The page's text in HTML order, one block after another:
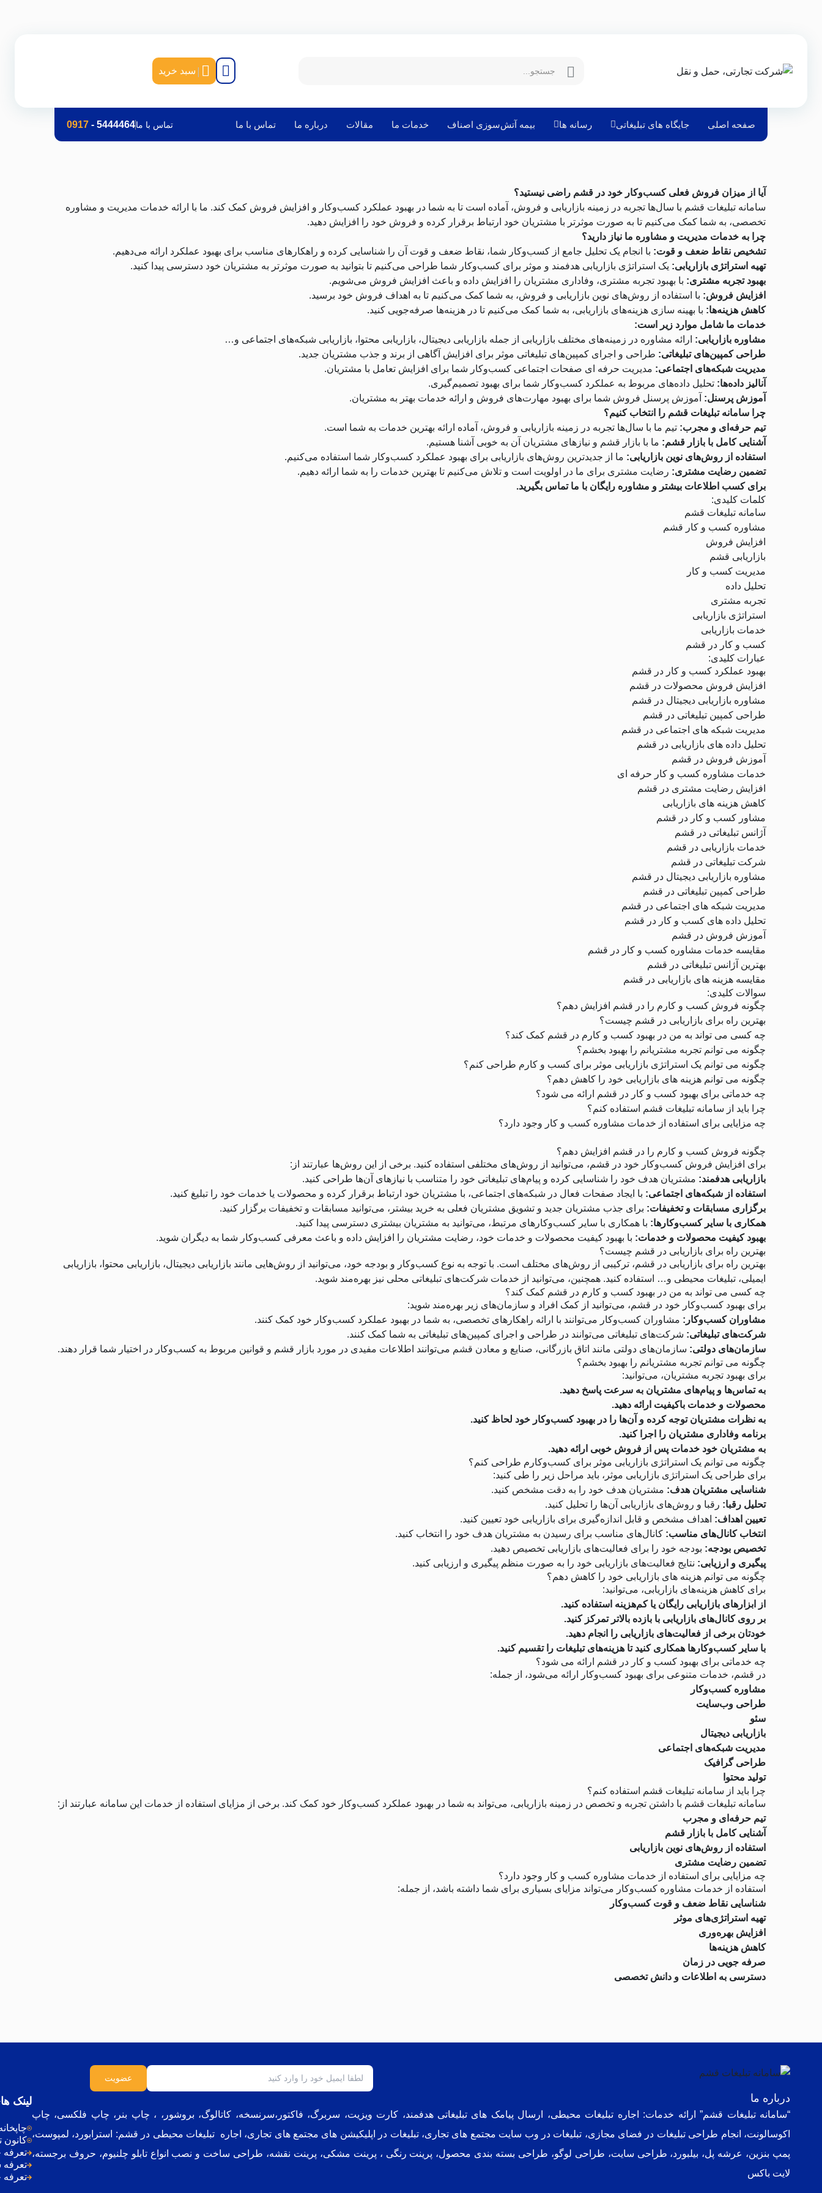
| سبد خرید
صفحه اصلی جایگاه های تبلیغاتی رسانه ها بیمه آتش‌سوزی اصناف خدمات ما مقالات درباره ما تماس با ما تماس با ما5444464
-
0917
آیا از میزان فروش فعلی کسب‌وکار خود در قشم راضی نیستید؟
سامانه تبلیغات قشم با سال‌ها تجربه در زمینه بازاریابی و فروش، آماده است تا به شما در بهبود عملکرد کسب‌وکار و افزایش فروش کمک کند. ما با ارائه خدمات مدیریت و مشاوره
تخصصی، به شما کمک می‌کنیم تا به صورت موثرتر با مشتریان خود ارتباط برقرار کرده و فروش خود را افزایش دهید.
چرا به خدمات مدیریت و مشاوره ما نیاز دارید؟
تشخیص نقاط ضعف و قوت: با انجام یک تحلیل جامع از کسب‌وکار شما، نقاط ضعف و قوت آن را شناسایی کرده و راهکارهای مناسب برای بهبود عملکرد ارائه می‌دهیم.
تهیه استراتژی بازاریابی: یک استراتژی بازاریابی هدفمند و موثر برای کسب‌وکار شما طراحی می‌کنیم تا بتوانید به صورت موثرتر به مشتریان خود دسترسی پیدا کنید.
بهبود تجربه مشتری: با بهبود تجربه مشتری، وفاداری مشتریان را افزایش داده و باعث افزایش فروش می‌شویم.
افزایش فروش: با استفاده از روش‌های نوین بازاریابی و فروش، به شما کمک می‌کنیم تا به اهداف فروش خود برسید.
کاهش هزینه‌ها: با بهینه سازی هزینه‌های بازاریابی، به شما کمک می‌کنیم تا در هزینه‌ها صرفه‌جویی کنید.
خدمات ما شامل موارد زیر است:
مشاوره بازاریابی: ارائه مشاوره در زمینه‌های مختلف بازاریابی از جمله بازاریابی دیجیتال، بازاریابی محتوا، بازاریابی شبکه‌های اجتماعی و…
طراحی کمپین‌های تبلیغاتی: طراحی و اجرای کمپین‌های تبلیغاتی موثر برای افزایش آگاهی از برند و جذب مشتریان جدید.
مدیریت شبکه‌های اجتماعی: مدیریت حرفه ای صفحات اجتماعی کسب‌وکار شما برای افزایش تعامل با مشتریان.
آنالیز داده‌ها: تحلیل داده‌های مربوط به عملکرد کسب‌وکار شما برای بهبود تصمیم‌گیری.
آموزش پرسنل: آموزش پرسنل فروش شما برای بهبود مهارت‌های فروش و ارائه خدمات بهتر به مشتریان.
چرا سامانه تبلیغات قشم را انتخاب کنیم؟
تیم حرفه‌ای و مجرب: تیم ما با سال‌ها تجربه در زمینه بازاریابی و فروش، آماده ارائه بهترین خدمات به شما است.
آشنایی کامل با بازار قشم: ما با بازار قشم و نیازهای مشتریان آن به خوبی آشنا هستیم.
استفاده از روش‌های نوین بازاریابی: ما از جدیدترین روش‌های بازاریابی برای بهبود عملکرد کسب‌وکار شما استفاده می‌کنیم.
تضمین رضایت مشتری: رضایت مشتری برای ما در اولویت است و تلاش می‌کنیم تا بهترین خدمات را به شما ارائه دهیم.
برای کسب اطلاعات بیشتر و مشاوره رایگان با ما تماس بگیرید.
کلمات کلیدی:
سامانه تبلیغات قشم
مشاوره کسب و کار قشم
افزایش فروش
بازاریابی قشم
مدیریت کسب و کار
تحلیل داده
تجربه مشتری
استراتژی بازاریابی
خدمات بازاریابی
کسب و کار در قشم
عبارات کلیدی:
بهبود عملکرد کسب و کار در قشم
افزایش فروش محصولات در قشم
مشاوره بازاریابی دیجیتال در قشم
طراحی کمپین تبلیغاتی در قشم
مدیریت شبکه های اجتماعی در قشم
تحلیل داده های بازاریابی در قشم
آموزش فروش در قشم
خدمات مشاوره کسب و کار حرفه ای
افزایش رضایت مشتری در قشم
کاهش هزینه های بازاریابی
مشاور کسب و کار در قشم
آژانس تبلیغاتی در قشم
خدمات بازاریابی در قشم
شرکت تبلیغاتی در قشم
مشاوره بازاریابی دیجیتال در قشم
طراحی کمپین تبلیغاتی در قشم
مدیریت شبکه های اجتماعی در قشم
تحلیل داده های کسب و کار در قشم
آموزش فروش در قشم
مقایسه خدمات مشاوره کسب و کار در قشم
بهترین آژانس تبلیغاتی در قشم
مقایسه هزینه های بازاریابی در قشم
سوالات کلیدی:
چگونه فروش کسب و کارم را در قشم افزایش دهم؟
بهترین راه برای بازاریابی در قشم چیست؟
چه کسی می تواند به من در بهبود کسب و کارم در قشم کمک کند؟
چگونه می توانم تجربه مشتریانم را بهبود بخشم؟
چگونه می توانم یک استراتژی بازاریابی موثر برای کسب و کارم طراحی کنم؟
چگونه می توانم هزینه های بازاریابی خود را کاهش دهم؟
چه خدماتی برای بهبود کسب و کار در قشم ارائه می شود؟
چرا باید از سامانه تبلیغات قشم استفاده کنم؟
چه مزایایی برای استفاده از خدمات مشاوره کسب و کار وجود دارد؟
چگونه فروش کسب و کارم را در قشم افزایش دهم؟
برای افزایش فروش کسب‌وکار خود در قشم، می‌توانید از روش‌های مختلفی استفاده کنید. برخی از این روش‌ها عبارتند از:
بازاریابی هدفمند: مشتریان هدف خود را شناسایی کرده و پیام‌های تبلیغاتی خود را متناسب با نیازهای آن‌ها طراحی کنید.
استفاده از شبکه‌های اجتماعی: با ایجاد صفحات فعال در شبکه‌های اجتماعی، با مشتریان خود ارتباط برقرار کرده و محصولات یا خدمات خود را تبلیغ کنید.
برگزاری مسابقات و تخفیفات: برای جذب مشتریان جدید و تشویق مشتریان فعلی به خرید بیشتر، می‌توانید مسابقات و تخفیفات برگزار کنید.
همکاری با سایر کسب‌وکارها: با همکاری با سایر کسب‌وکارهای مرتبط، می‌توانید به مشتریان بیشتری دسترسی پیدا کنید.
بهبود کیفیت محصولات و خدمات: با بهبود کیفیت محصولات و خدمات خود، رضایت مشتریان را افزایش داده و باعث معرفی کسب‌وکار شما به دیگران شوید.
بهترین راه برای بازاریابی در قشم چیست؟
بهترین راه برای بازاریابی در قشم، ترکیبی از روش‌های مختلف است. با توجه به نوع کسب‌وکار و بودجه خود، می‌توانید از روش‌هایی مانند بازاریابی دیجیتال، بازاریابی محتوا، بازاریابی
ایمیلی، تبلیغات محیطی و… استفاده کنید. همچنین، می‌توانید از خدمات شرکت‌های تبلیغاتی محلی نیز بهره‌مند شوید.
چه کسی می تواند به من در بهبود کسب و کارم در قشم کمک کند؟
برای بهبود کسب‌وکار خود در قشم، می‌توانید از کمک افراد و سازمان‌های زیر بهره‌مند شوید:
مشاوران کسب‌وکار: مشاوران کسب‌وکار می‌توانند با ارائه راهکارهای تخصصی، به شما در بهبود عملکرد کسب‌وکار خود کمک کنند.
شرکت‌های تبلیغاتی: شرکت‌های تبلیغاتی می‌توانند در طراحی و اجرای کمپین‌های تبلیغاتی به شما کمک کنند.
سازمان‌های دولتی: سازمان‌های دولتی مانند اتاق بازرگانی، صنایع و معادن قشم می‌توانند اطلاعات مفیدی در مورد بازار قشم و قوانین مربوط به کسب‌وکار در اختیار شما قرار دهند.
چگونه می توانم تجربه مشتریانم را بهبود بخشم؟
برای بهبود تجربه مشتریان، می‌توانید:
به تماس‌ها و پیام‌های مشتریان به سرعت پاسخ دهید.
محصولات و خدمات باکیفیت ارائه دهید.
به نظرات مشتریان توجه کرده و آن‌ها را در بهبود کسب‌وکار خود لحاظ کنید.
برنامه وفاداری مشتریان را اجرا کنید.
به مشتریان خود خدمات پس از فروش خوبی ارائه دهید.
چگونه می توانم یک استراتژی بازاریابی موثر برای کسب‌وکارم طراحی کنم؟
برای طراحی یک استراتژی بازاریابی موثر، باید مراحل زیر را طی کنید:
شناسایی مشتریان هدف: مشتریان هدف خود را به دقت مشخص کنید.
تحلیل رقبا: رقبا و روش‌های بازاریابی آن‌ها را تحلیل کنید.
تعیین اهداف: اهداف مشخص و قابل اندازه‌گیری برای بازاریابی خود تعیین کنید.
انتخاب کانال‌های مناسب: کانال‌های مناسب برای رسیدن به مشتریان هدف خود را انتخاب کنید.
تخصیص بودجه: بودجه خود را برای فعالیت‌های بازاریابی تخصیص دهید.
پیگیری و ارزیابی: نتایج فعالیت‌های بازاریابی خود را به صورت منظم پیگیری و ارزیابی کنید.
چگونه می توانم هزینه های بازاریابی خود را کاهش دهم؟
برای کاهش هزینه‌های بازاریابی، می‌توانید:
از ابزارهای بازاریابی رایگان یا کم‌هزینه استفاده کنید.
بر روی کانال‌های بازاریابی با بازده بالاتر تمرکز کنید.
خودتان برخی از فعالیت‌های بازاریابی را انجام دهید.
با سایر کسب‌وکارها همکاری کنید تا هزینه‌های تبلیغات را تقسیم کنید.
چه خدماتی برای بهبود کسب و کار در قشم ارائه می شود؟
در قشم، خدمات متنوعی برای بهبود کسب‌وکار ارائه می‌شود، از جمله:
مشاوره کسب‌وکار
طراحی وب‌سایت
سئو
بازاریابی دیجیتال
مدیریت شبکه‌های اجتماعی
طراحی گرافیک
تولید محتوا
چرا باید از سامانه تبلیغات قشم استفاده کنم؟
سامانه تبلیغات قشم با داشتن تجربه و تخصص در زمینه بازاریابی، می‌تواند به شما در بهبود عملکرد کسب‌وکار خود کمک کند. برخی از مزایای استفاده از خدمات این سامانه عبارتند از:
تیم حرفه‌ای و مجرب
آشنایی کامل با بازار قشم
استفاده از روش‌های نوین بازاریابی
تضمین رضایت مشتری
چه مزایایی برای استفاده از خدمات مشاوره کسب و کار وجود دارد؟
استفاده از خدمات مشاوره کسب‌وکار می‌تواند مزایای بسیاری برای شما داشته باشد، از جمله:
شناسایی نقاط ضعف و قوت کسب‌وکار
تهیه استراتژی‌های موثر
افزایش بهره‌وری
کاهش هزینه‌ها
صرفه جویی در زمان
دسترسی به اطلاعات و دانش تخصصی
درباره ما
“سامانه تبلیغات قشم” ارائه خدمات: اجاره تبلیغات محیطی، ارسال پیامک های تبلیغاتی هدفمند، کارت ویزیت، سربرگ، فاکتور،سرنسخه، کاتالوگ، بروشور، ، چاپ بنر، چاپ فلکسی، چاپ
اکوسالونت، انجام طراحی تبلیغات در فضای مجازی، تبلیغات در وب سایت مجتمع های تجاری،تبلیغات در اپلیکیشن های مجتمع های تجاری، اجاره تبلیغات محیطی در قشم: ا سترابورد، لمپوست،
پمپ بنزین، عرشه پل، بیلبورد، طراحی سایت، طراحی لوگو، طراحی بسته بندی محصول، پرینت رنگی ، پرینت مشکی، پرینت نقشه، طراحی ساخت و نصب انواع تابلو چلنیوم، حروف برجسته،
لایت باکس
لینک
کانون